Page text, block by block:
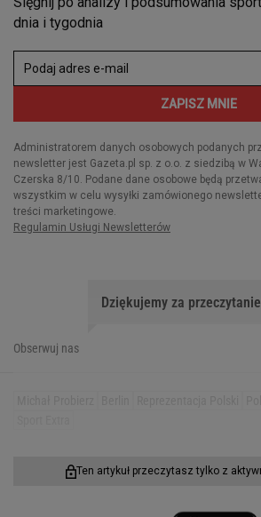
Dziękujemy za przeczytanie
Obserwuj nas